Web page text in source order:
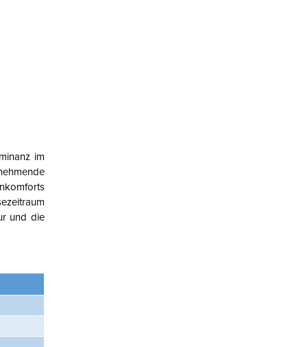
im
und die